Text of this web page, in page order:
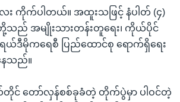
ေး ကိုက်ပါတယ်။ အထူးသဖြင့် နံပါတ် (၄)
တို့သည် အမျိုးသားတန်းတူရေး၊ ကိုယ်ပိုင်
ရယ်ဒီမိုကရေစီ ပြည်ထောင်စု ရောက်ရှိရေး
သည်။
တိုင် တော်လှန်စစ်ခုခံတဲ့ တိုက်ပွဲမှာ ပါဝင်တဲ့